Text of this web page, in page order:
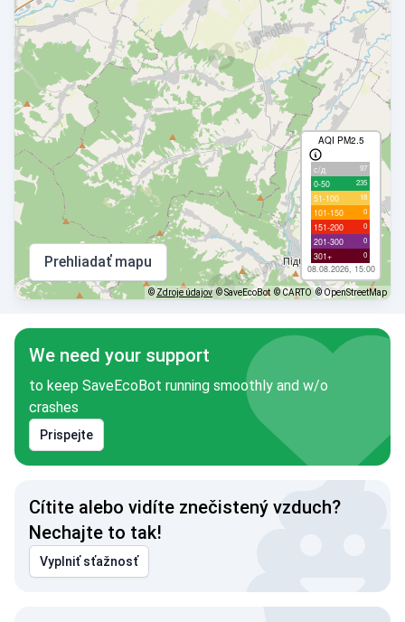
AQI PM2.5
с/д 97
0-50 235
51-100 18
101-150 0
151-200 0
201-300 0
301+ 0
08.08.2026, 15:00
Prehliadať mapu
©Zdroje údajov © SaveEcoBot © CARTO © OpenStreetMap
We need your support
to keep SaveEcoBot running smoothly and w/o
crashes
Prispejte
Cítite alebo vidíte znečistený vzduch?
Nechajte to tak!
Vyplniť sťažnosť